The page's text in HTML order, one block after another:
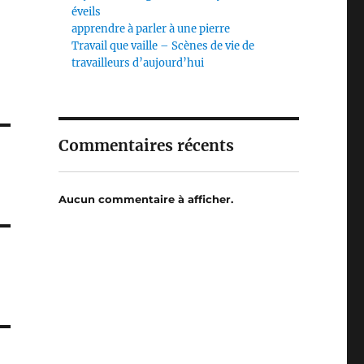
éveils
apprendre à parler à une pierre
Travail que vaille – Scènes de vie de
travailleurs d’aujourd’hui
Commentaires récents
Aucun commentaire à afficher.